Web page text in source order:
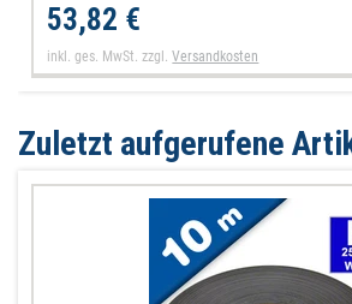
53,82 €
inkl. ges. MwSt. zzgl.Versandkosten
Zuletzt aufgerufene